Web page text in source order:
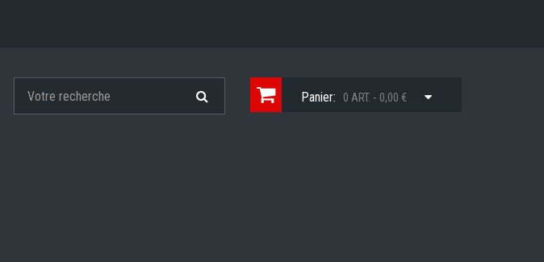
Panier: 0 ART. - 0,00 €